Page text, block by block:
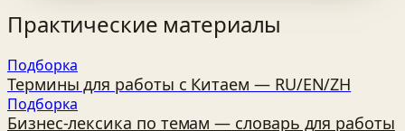
Практические материалы
Подборка
Термины для работы с Китаем — RU/EN/ZH
Подборка
Бизнес‑лексика по темам — словарь для работы